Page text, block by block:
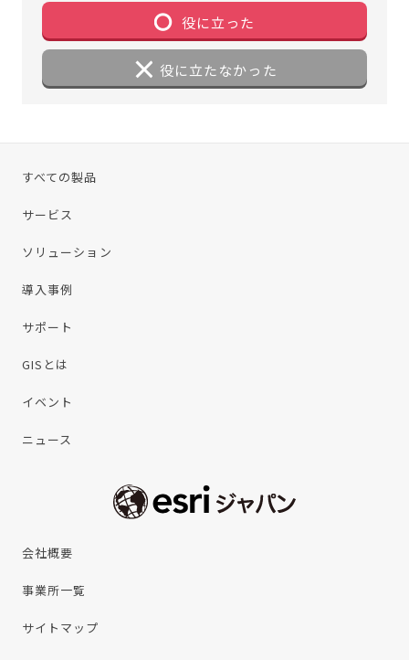
役に立った
役に立たなかった
すべての製品
サービス
ソリューション
導入事例
サポート
GISとは
イベント
ニュース
会社概要
事業所一覧
サイトマップ